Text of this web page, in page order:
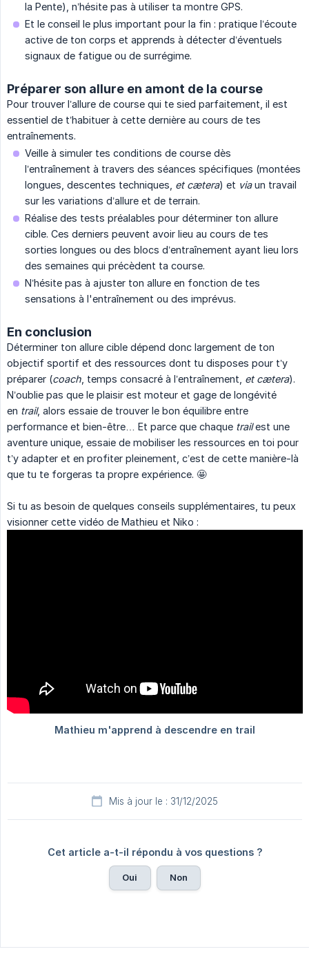
la Pente), n’hésite pas à utiliser ta montre GPS.
Et le conseil le plus important pour la fin : pratique l’écoute
active de ton corps et apprends à détecter d’éventuels
signaux de fatigue ou de surrégime.
Préparer son allure en amont de la course
Pour trouver l’allure de course qui te sied parfaitement, il est
essentiel de t’habituer à cette dernière au cours de tes
entraînements.
Veille à simuler tes conditions de course dès
l’entraînement à travers des séances spécifiques (montées
longues, descentes techniques, et cætera) et viaun travail
sur les variations d’allure et de terrain.
Réalise des tests préalables pour déterminer ton allure
cible. Ces derniers peuvent avoir lieu au cours de tes
sorties longues ou des blocs d’entraînement ayant lieu lors
des semaines qui précèdent ta course.
N’hésite pas à ajuster ton allure en fonction de tes
sensations à l'entraînement ou des imprévus.
En conclusion
Déterminer ton allure cible dépend donc largement de ton
objectif sportif et des ressources dont tu disposes pour t’y
préparer (coach , temps consacré à l’entraînement, et cætera).
N’oublie pas que le plaisir est moteur et gage de longévité
en trail, alors essaie de trouver le bon équilibre entre
performance et bien-être… Et parce que chaque trailest une
aventure unique, essaie de mobiliser les ressources en toi pour
t’y adapter et en profiter pleinement, c’est de cette manière-là
que tu te forgeras ta propre expérience. 🤩
Si tu as besoin de quelques conseils supplémentaires, tu peux
visionner cette vidéo de Mathieu et Niko :
Mis à jour le : 31/12/2025
Cet article a-t-il répondu à vos questions ?
Oui Non